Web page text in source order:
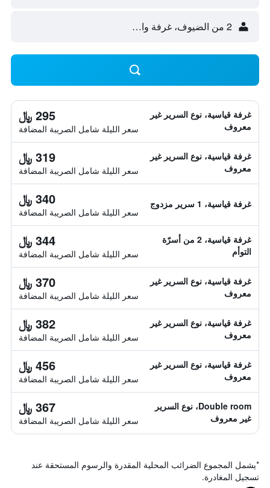
2 من الضيوف، غرفة واحدة
غرفة قياسية، نوع السرير غير
معروف
295 ﷼
سعر الليلة شامل الصريبة المضافة
غرفة قياسية، نوع السرير غير
معروف
319 ﷼
سعر الليلة شامل الصريبة المضافة
غرفة قياسية، 1 سرير مزدوج 340 ﷼
سعر الليلة شامل الصريبة المضافة
غرفة قياسية، 2 من أسرّة
التوأم
344 ﷼
سعر الليلة شامل الصريبة المضافة
غرفة قياسية، نوع السرير غير
معروف
370 ﷼
سعر الليلة شامل الصريبة المضافة
غرفة قياسية، نوع السرير غير
معروف
382 ﷼
سعر الليلة شامل الصريبة المضافة
غرفة قياسية، نوع السرير غير
معروف
456 ﷼
سعر الليلة شامل الصريبة المضافة
Double room، نوع السرير
غير معروف
367 ﷼
سعر الليلة شامل الصريبة المضافة
*يشمل المجموع الضرائب المحلية المقدرة والرسوم المستحقة عند
تسجيل المغادرة.